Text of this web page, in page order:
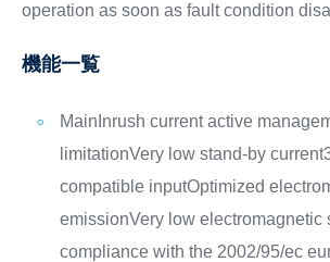
operation as soon as fault condition
機能一覧
Main Inrush current active
limitationVery low stand-by current
compatible inputOptimized
emissionVery low electromagnetic
compliance with the 2002/95/ec